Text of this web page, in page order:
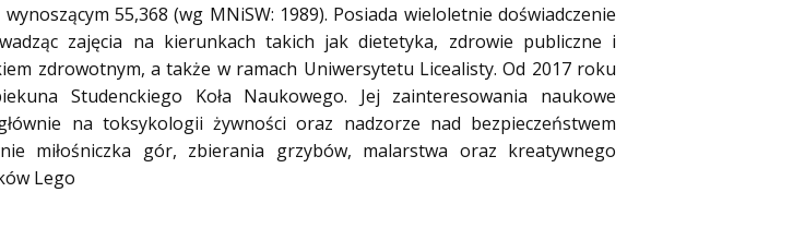
wynoszącym 55,368 (wg MNiSW: 1989). Posiada wieloletnie doświadczenie
zajęcia na kierunkach takich jak dietetyka, zdrowie publiczne i
zdrowotnym, a także w ramach Uniwersytetu Licealisty. Od 2017 roku
Studenckiego Koła Naukowego. Jej zainteresowania naukowe
na toksykologii żywności oraz nadzorze nad bezpieczeństwem
miłośniczka gór, zbierania grzybów, malarstwa oraz kreatywnego
Lego